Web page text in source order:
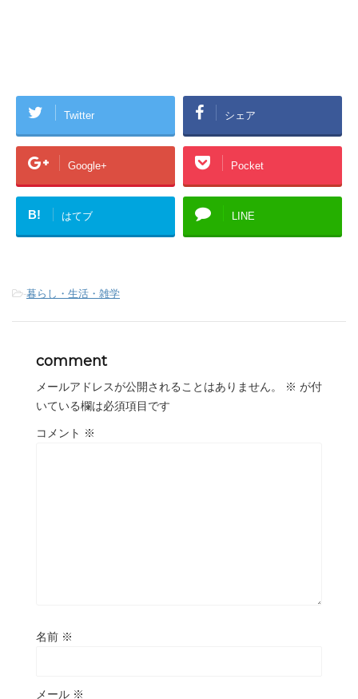
Twitter シェア
Google+ Pocket
B! はてブ LINE
-暮らし・生活・雑学
comment
メールアドレスが公開されることはありません。 ※ が付
いている欄は必須項目です
コメント ※
名前 ※
メール ※